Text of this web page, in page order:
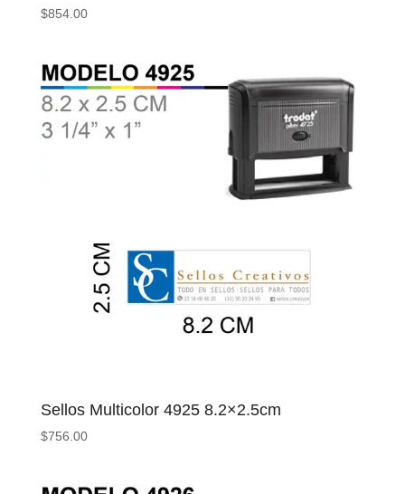
$854.00
Sellos Multicolor 4925 8.2×2.5cm
$756.00